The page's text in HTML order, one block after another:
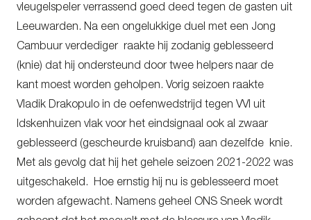
vleugelspeler verrassend goed deed tegen de gasten uit
Leeuwarden. Na een ongelukkige duel met een Jong
Cambuur verdediger raakte hij zodanig geblesseerd
(knie) dat hij ondersteund door twee helpers naar de
kant moest worden geholpen. Vorig seizoen raakte
Vladik Drakopulo in de oefenwedstrijd tegen VVI uit
Idskenhuizen vlak voor het eindsignaal ook al zwaar
geblesseerd (gescheurde kruisband) aan dezelfde knie.
Met als gevolg dat hij het gehele seizoen 2021-2022 was
uitgeschakeld. Hoe ernstig hij nu is geblesseerd moet
worden afgewacht. Namens geheel ONS Sneek wordt